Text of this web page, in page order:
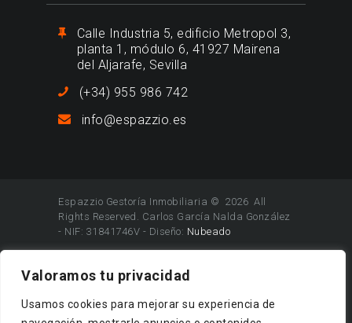
Valoramos tu privacidad
Usamos cookies para mejorar su experiencia de
Calle Industria 5, edificio Metropol 3,
planta 1, módulo 6, 41927 Mairena
del Aljarafe, Sevilla
(+34) 955 986 742
info@espazzio.es
Espazzio Gestoría Inmobiliaria © 2026 All
Rights Reserved. Carlos García Nalda González
- NIF: 31841746V - Diseño: Nubeado